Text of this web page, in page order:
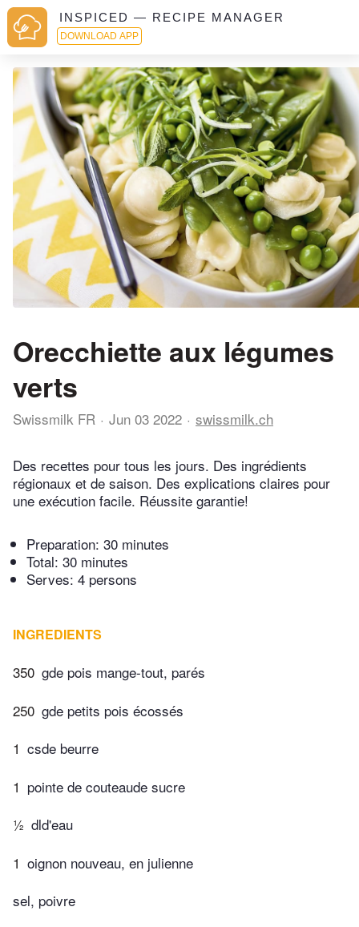
INSPICED — RECIPE MANAGER
DOWNLOAD APP
Orecchiette aux légumes
verts
Swissmilk FR Jun 03 2022 swissmilk.ch
Des recettes pour tous les jours. Des ingrédients
régionaux et de saison. Des explications claires pour
une exécution facile. Réussite garantie!
Preparation: 30 minutes
Total: 30 minutes
Serves: 4 persons
INGREDIENTS
350 gde pois mange-tout, parés
250 gde petits pois écossés
1 csde beurre
1 pointe de couteaude sucre
½ dld'eau
1 oignon nouveau, en julienne
sel, poivre